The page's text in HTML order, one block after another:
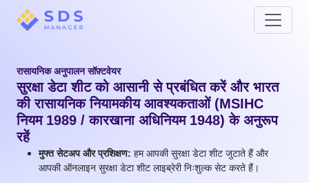
रासायनिक अनुपालन सॉफ़्टवेयर
सुरक्षा डेटा शीट को आसानी से प्रबंधित करें और भारत
की रासायनिक नियामकीय आवश्यकताओं (MSIHC
नियम 1989 / कारखाना अधिनियम 1948) के अनुरूप
रहें
मुफ्त सेटअप और प्रशिक्षण: हम आपकी सुरक्षा डेटा शीट जुटाते हैं और
आपकी ऑनलाइन सुरक्षा डेटा शीट लाइब्रेरी निःशुल्क सेट करते हैं।